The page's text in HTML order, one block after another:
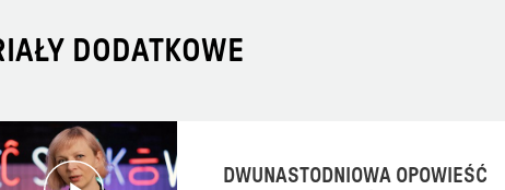
DODATKOWE
DWUNASTODNIOWA OPOWIEŚĆ